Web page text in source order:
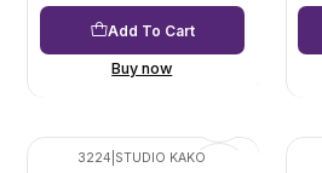
Add To Cart
Buy now
3224 STUDIO KAKO